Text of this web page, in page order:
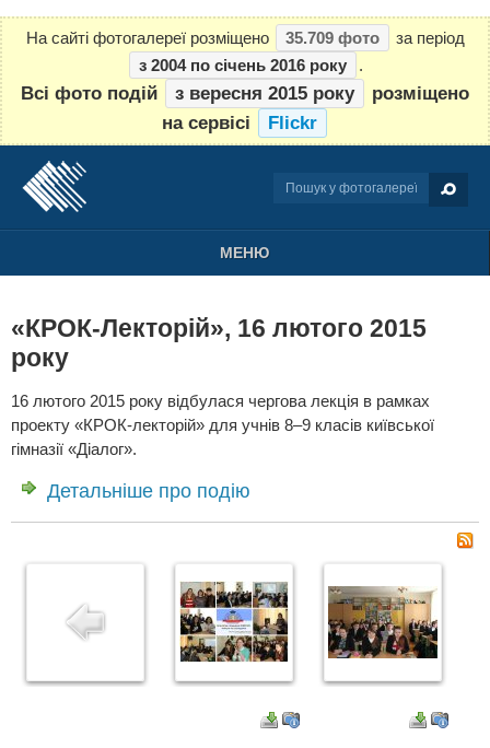
На сайті фотогалереї розміщено 35.709 фото
за період
з 2004 по січень 2016 року
.
Всі фото подій з вересня 2015 року
розміщено
на сервісі
Flickr
МЕНЮ
«КРОК-Лекторій», 16 лютого 2015
року
16 лютого 2015 року відбулася чергова лекція в рамках
проекту «КРОК-лекторій» для учнів 8–9 класів київської
гімназії «Діалог».
Детальніше про подію